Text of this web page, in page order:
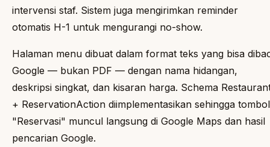
intervensi staf. Sistem juga mengirimkan reminder
otomatis H-1 untuk mengurangi no-show.
Halaman menu dibuat dalam format teks yang bisa
Google — bukan PDF — dengan nama hidangan,
deskripsi singkat, dan kisaran harga. Schema
+ ReservationAction diimplementasikan sehingga tombol
"Reservasi" muncul langsung di Google Maps dan hasil
pencarian Google.